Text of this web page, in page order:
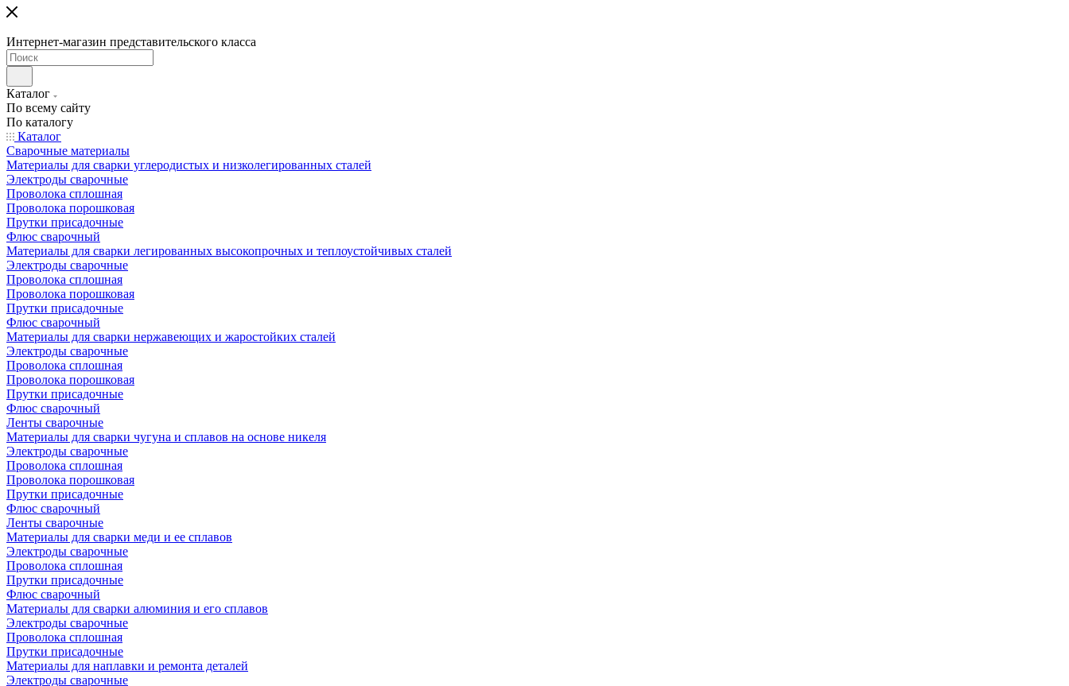
Интернет-магазин представительского класса
Каталог
По всему сайту
По каталогу
Каталог
Сварочные материалы
Материалы для сварки углеродистых и низколегированных сталей
Электроды сварочные
Проволока сплошная
Проволока порошковая
Прутки присадочные
Флюс сварочный
Материалы для сварки легированных высокопрочных и теплоустойчивых сталей
Электроды сварочные
Проволока сплошная
Проволока порошковая
Прутки присадочные
Флюс сварочный
Материалы для сварки нержавеющих и жаростойких сталей
Электроды сварочные
Проволока сплошная
Проволока порошковая
Прутки присадочные
Флюс сварочный
Ленты сварочные
Материалы для сварки чугуна и сплавов на основе никеля
Электроды сварочные
Проволока сплошная
Проволока порошковая
Прутки присадочные
Флюс сварочный
Ленты сварочные
Материалы для сварки меди и ее сплавов
Электроды сварочные
Проволока сплошная
Прутки присадочные
Флюс сварочный
Материалы для сварки алюминия и его сплавов
Электроды сварочные
Проволока сплошная
Прутки присадочные
Материалы для наплавки и ремонта деталей
Электроды сварочные